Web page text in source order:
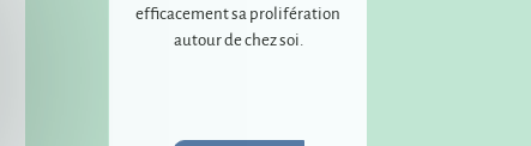
efficacement sa prolifération
autour de chez soi.